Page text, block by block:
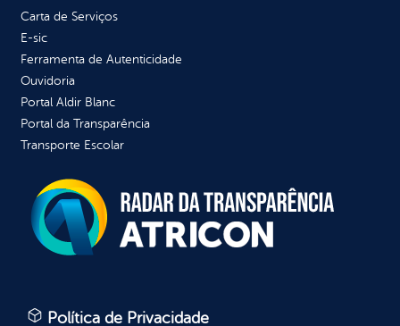
Carta de Serviços
E-sic
Ferramenta de Autenticidade
Ouvidoria
Portal Aldir Blanc
Portal da Transparência
Transporte Escolar
Política de Privacidade